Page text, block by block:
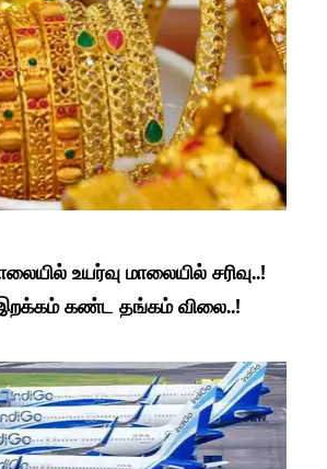
உயர்வு மாலையில் சரிவு..!
இறக்கம் கண்ட தங்கம் விலை..!